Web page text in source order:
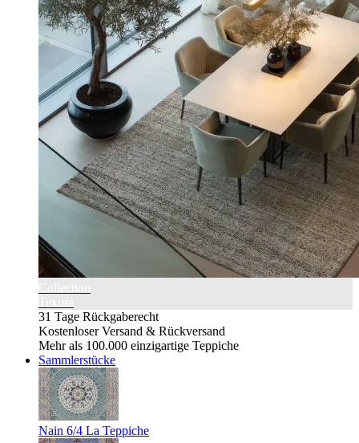
31 Tage Rückgaberecht
Kostenloser Versand & Rückversand
Mehr als 100.000 einzigartige Teppiche
Sammlerstücke
Nain 6/4 La Teppiche